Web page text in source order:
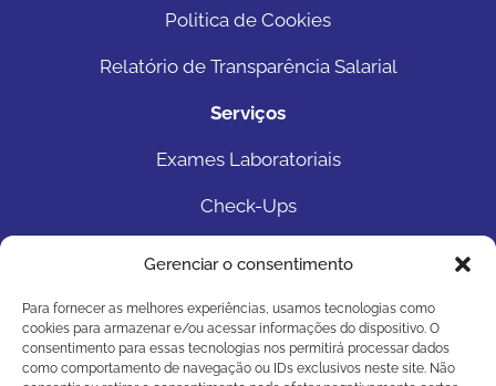
Gerenciar o consentimento
Para fornecer as melhores experiências, usamos tecnologias como
cookies para armazenar e/ou acessar informações do dispositivo. O
consentimento para essas tecnologias nos permitirá processar dados
como comportamento de navegação ou IDs exclusivos neste site. Não
Politica de Cookies
Relatório de Transparência Salarial
Serviços
Exames Laboratoriais
Check-Ups
Sexagem Fetal
Teste do Pezinho